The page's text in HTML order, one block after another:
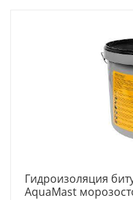
Гидроизоляция
AquaMast